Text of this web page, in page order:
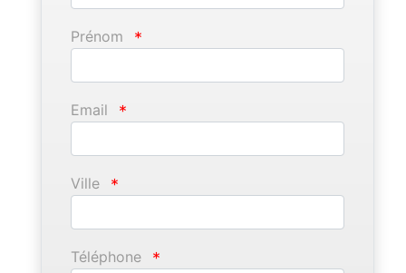
Prénom *
Email *
Ville *
Téléphone *